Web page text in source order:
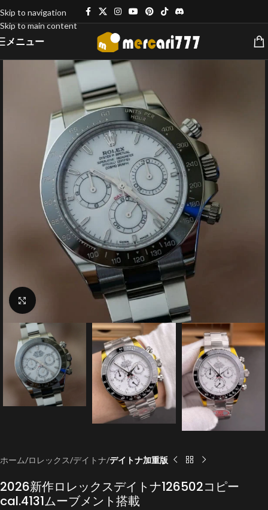
Skip to navigation
Skip to main content
メニュー
クリックで拡大
ホーム ロレックス デイトナ デイトナ加重版
2026新作ロレックスデイトナ126502コピー
cal.4131ムーブメント搭載